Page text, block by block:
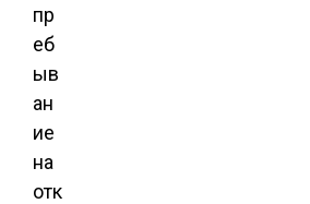
пр
еб
ыв
ан
ие
на
отк